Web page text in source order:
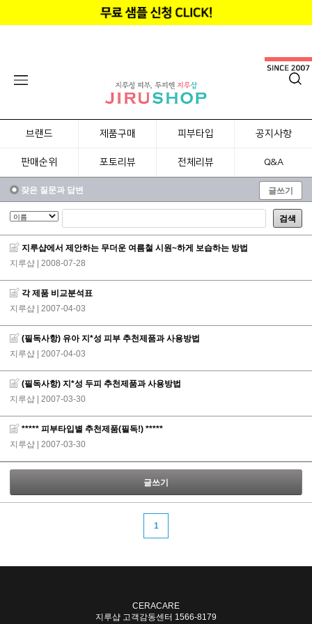
브랜드 제품구매 피부타입 공지사항
판매순위 포토리뷰 전체리뷰 Q&A
잦은 질문과 답변 글쓰기
검색
지루샵에서 제안하는 무더운 여름철 시원~하게 보습하는 방법
지루샵 | 2008-07-28
각 제품 비교분석표
지루샵 | 2007-04-03
(필독사항) 유아 지*성 피부 추천제품과 사용방법
지루샵 | 2007-04-03
(필독사항) 지*성 두피 추천제품과 사용방법
지루샵 | 2007-03-30
***** 피부타입별 추천제품(필독!) *****
지루샵 | 2007-03-30
글쓰기
1
CERACARE
지루샵 고객감동센터 1566-8179